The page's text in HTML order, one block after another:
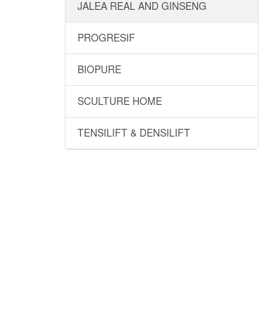
JALEA REAL AND GINSENG
PROGRESIF
BIOPURE
SCULTURE HOME
TENSILIFT & DENSILIFT